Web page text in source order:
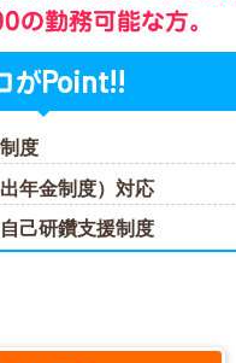
勤務可能な方。
がPoint!!
度
年金制度）対応
己研鑽支援制度